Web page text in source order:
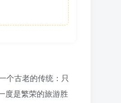
个古老的传统：只
度是繁荣的旅游胜